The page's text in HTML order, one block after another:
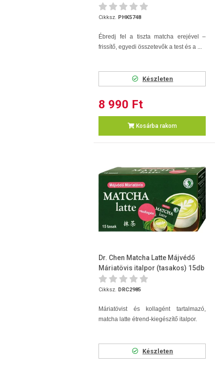
Cikksz. PHK5748
Ébredj fel a tiszta matcha erejével –
frissítő, egyedi összetevők a test és a ...
Készleten
8 990 Ft
Kosárba rakom
Dr. Chen Matcha Latte Májvédő
Máriatövis italpor (tasakos) 15db
Cikksz. DRC2985
Máriatövist és kollagént tartalmazó,
matcha latte étrend-kiegészítő italpor.
Készleten